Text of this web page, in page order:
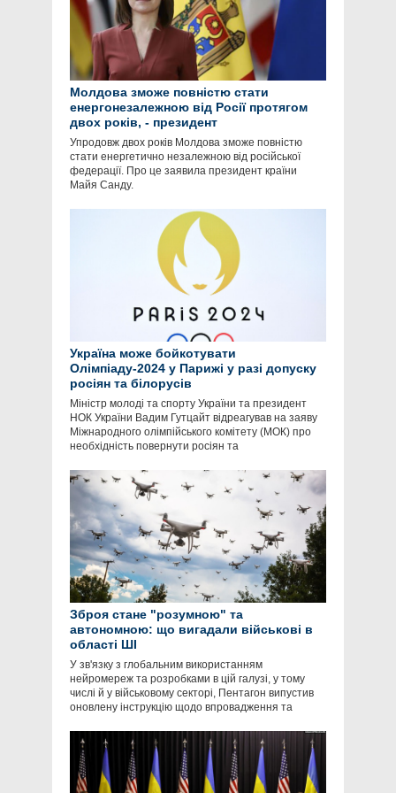
Молдова зможе повністю стати
енергонезалежною від Росії протягом
двох років, - президент
Упродовж двох років Молдова зможе повністю
стати енергетично незалежною від російської
федерації. Про це заявила президент країни
Майя Санду.
Україна може бойкотувати
Олімпіаду-2024 у Парижі у разі допуску
росіян та білорусів
Міністр молоді та спорту України та президент
НОК України Вадим Гутцайт відреагував на заяву
Міжнародного олімпійського комітету (МОК) про
необхідність повернути росіян та
Зброя стане "розумною" та
автономною: що вигадали військові в
області ШІ
У зв'язку з глобальним використанням
нейромереж та розробками в цій галузі, у тому
числі й у військовому секторі, Пентагон випустив
оновлену інструкцію щодо впровадження та